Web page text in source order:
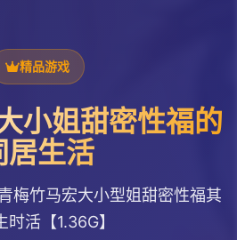
精品游戏
小姐甜密性福的
居生活
梅竹马宏大小型姐甜密性福其
时活【1.36G】